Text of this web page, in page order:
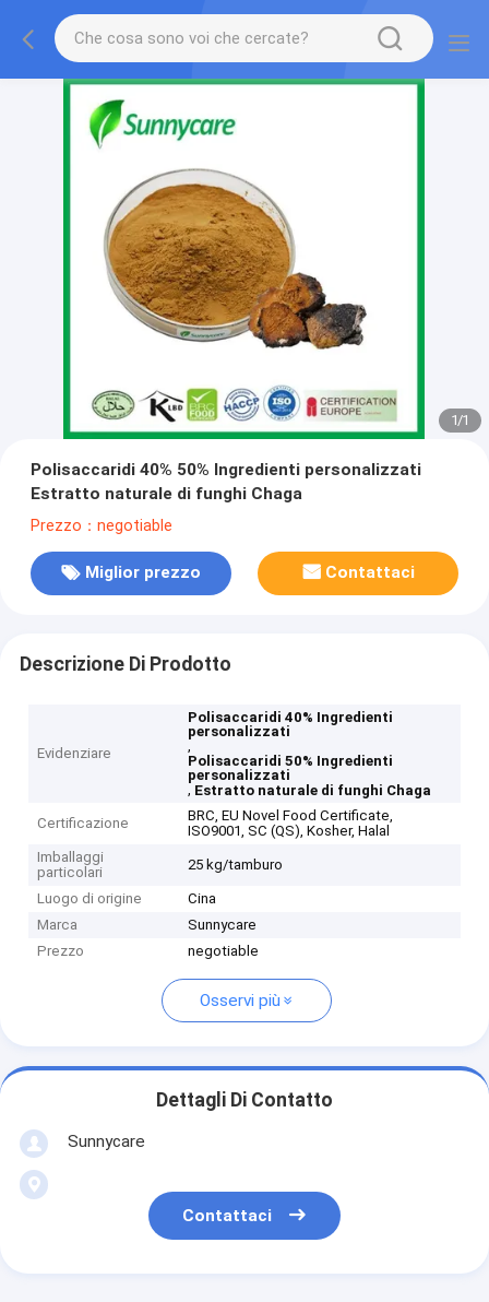
1/1
Polisaccaridi 40% 50% Ingredienti personalizzati
Estratto naturale di funghi Chaga
Prezzo：negotiable
Miglior prezzo Contattaci
Descrizione Di Prodotto
Evidenziare
Polisaccaridi 40% Ingredienti
personalizzati
,
Polisaccaridi 50% Ingredienti
personalizzati
, Estratto naturale di funghi Chaga
Certificazione
BRC, EU Novel Food Certificate,
ISO9001, SC (QS), Kosher, Halal
Imballaggi
particolari
25 kg/tamburo
Luogo di origine
Cina
Marca
Sunnycare
Prezzo
negotiable
Osservi più
Dettagli Di Contatto
Sunnycare
Contattaci